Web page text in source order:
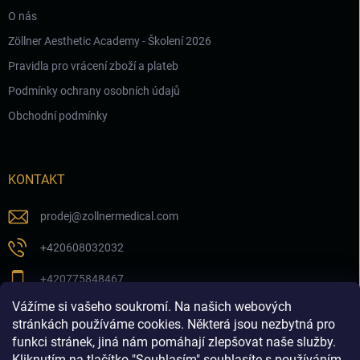
Vážíme si vašeho soukromí. Na našich webových
stránkách používáme cookies. Některá jsou nezbytná pro
funkci stránek, jiná nám pomáhají zlepšovat naše služby.
O nás
Zöllner Aesthetic Academy - Školení 2026
Pravidla pro vrácení zboží a plateb
Podmínky ochrany osobních údajů
Obchodní podmínky
KONTAKT
prodej@zollnermedical.com
+420608032032
+420775848467
Sledujte nás na našem FB profilu
zollnermedical_eu